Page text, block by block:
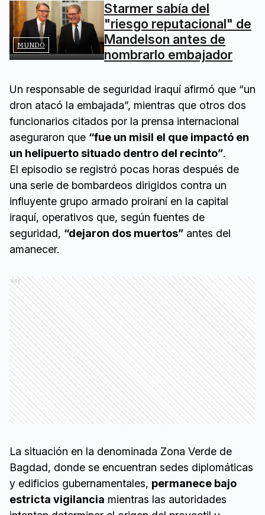
MUNDO
Starmer sabía del
"riesgo reputacional" de
Mandelson antes de
nombrarlo embajador
Un responsable de seguridad iraquí afirmó que “un
dron atacó la embajada”, mientras que otros dos
funcionarios citados por la prensa internacional
aseguraron que “fue un misil el que impactó en
un helipuerto situado dentro del recinto”.
El episodio se registró pocas horas después de
una serie de bombardeos dirigidos contra un
influyente grupo armado proiraní en la capital
iraquí, operativos que, según fuentes de
seguridad, “dejaron dos muertos” antes del
amanecer.
Ads
La situación en la denominada Zona Verde de
Bagdad, donde se encuentran sedes diplomáticas
y edificios gubernamentales, permanece bajo
estricta vigilancia mientras las autoridades